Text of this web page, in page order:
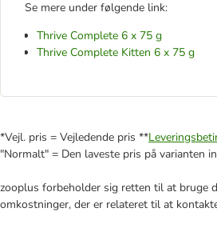
Se mere under følgende link:
Thrive Complete 6 x 75 g
Thrive Complete Kitten 6 x 75 g
*Vejl. pris = Vejledende pris **
"Normalt" = Den laveste pris på varianten
zooplus forbeholder sig retten til at bruge
omkostninger, der er relateret til at